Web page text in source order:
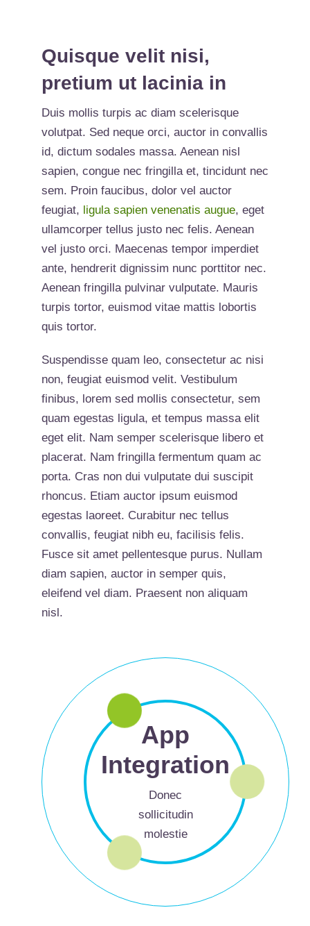
Quisque velit nisi,
pretium ut lacinia in
Duis mollis turpis ac diam scelerisque
volutpat. Sed neque orci, auctor in convallis
id, dictum sodales massa. Aenean nisl
sapien, congue nec fringilla et, tincidunt nec
sem. Proin faucibus, dolor vel auctor
feugiat, ligula sapien venenatis augue, eget
ullamcorper tellus justo nec felis. Aenean
vel justo orci. Maecenas tempor imperdiet
ante, hendrerit dignissim nunc porttitor nec.
Aenean fringilla pulvinar vulputate. Mauris
turpis tortor, euismod vitae mattis lobortis
quis tortor.
Suspendisse quam leo, consectetur ac nisi
non, feugiat euismod velit. Vestibulum
finibus, lorem sed mollis consectetur, sem
quam egestas ligula, et tempus massa elit
eget elit. Nam semper scelerisque libero et
placerat. Nam fringilla fermentum quam ac
porta. Cras non dui vulputate dui suscipit
rhoncus. Etiam auctor ipsum euismod
egestas laoreet. Curabitur nec tellus
convallis, feugiat nibh eu, facilisis felis.
Fusce sit amet pellentesque purus. Nullam
diam sapien, auctor in semper quis,
eleifend vel diam. Praesent non aliquam
nisl.
App
Integration
Donec
sollicitudin
molestie